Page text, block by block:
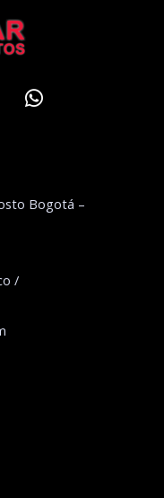
Whatsapp
Bogotá –
/